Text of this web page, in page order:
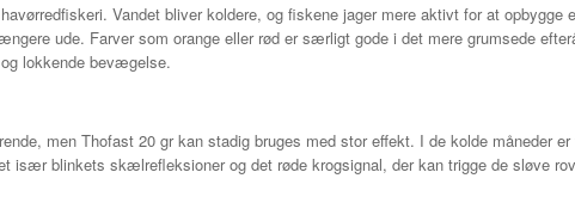
Vandet bliver koldere, og fiskene jager mere aktivt for at
ude. Farver som orange eller rød er særligt gode i det mere grumsede
lokkende bevægelse.
men Thofast 20 gr kan stadig bruges med stor effekt. I de kolde måneder
især blinkets skælrefleksioner og det røde krogsignal, der kan trigge de sløve